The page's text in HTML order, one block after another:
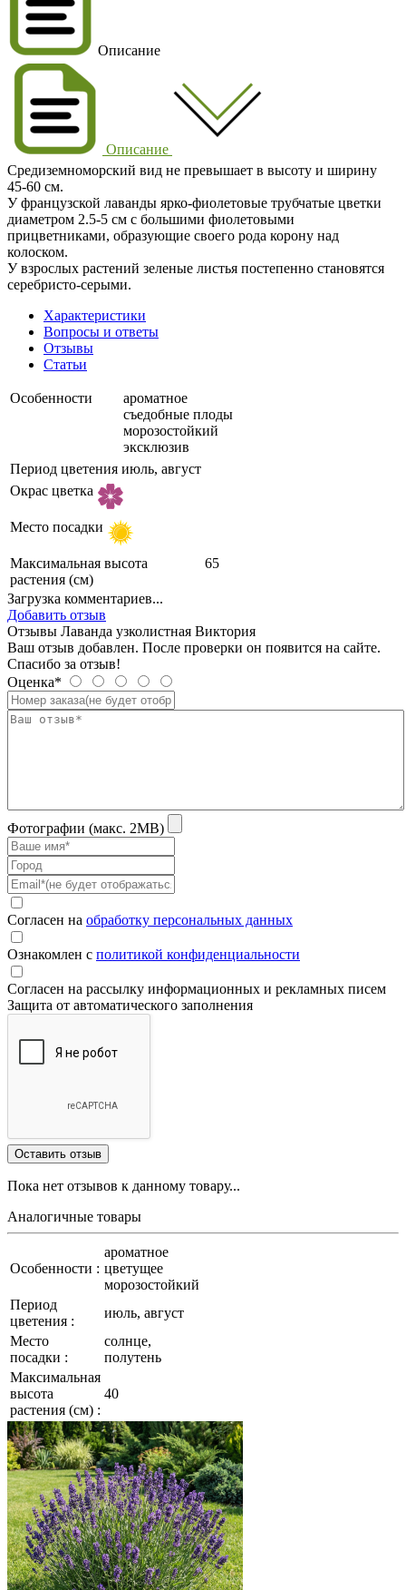
Описание
Описание
Средиземноморский вид не превышает в высоту и ширину
45-60 см.
У французской лаванды ярко-фиолетовые трубчатые цветки
диаметром 2.5-5 см с большими фиолетовыми
прицветниками, образующие своего рода корону над
колоском.
У взрослых растений зеленые листья постепенно становятся
серебристо-серыми.
Характеристики
Вопросы и ответы
Отзывы
Статьи
Особенности
ароматное
съедобные плоды
морозостойкий
эксклюзив
Период цветения июль, август
Окрас цветка
Место посадки
Максимальная высота
растения (см)
65
Загрузка комментариев...
Добавить отзыв
Отзывы Лаванда узколистная Виктория
Ваш отзыв добавлен. После проверки он появится на сайте.
Спасибо за отзыв!
Оценка*
Фотографии (макс. 2MB)
Согласен на обработку персональных данных
Ознакомлен с политикой конфиденциальности
Согласен на рассылку информационных и рекламных писем
Защита от автоматического заполнения
Пока нет отзывов к данному товару...
Аналогичные товары
Особенности :
ароматное
цветущее
морозостойкий
Период
цветения :
июль, август
Место
посадки :
солнце,
полутень
Максимальная
высота
растения (см) :
40